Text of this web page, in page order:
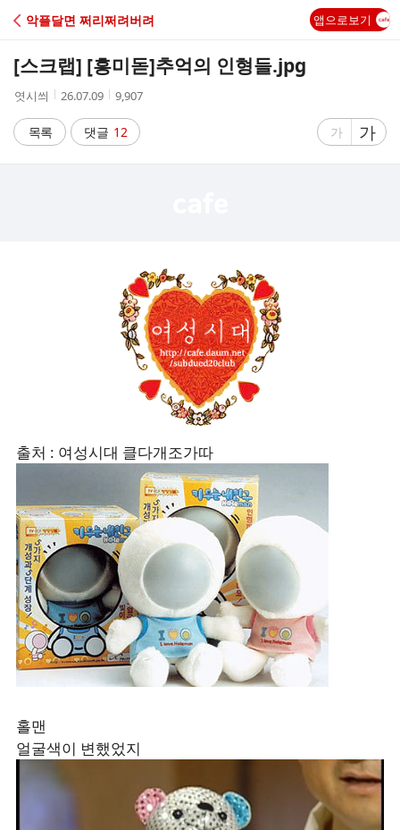
C
A
악플달면 쩌리쩌려버려 앱으로보기
[스크랩] [흥미돋]추억의 인형들.jpg
작
자
엿시씌
작
시
간
26.07.09
조
수
9,907
목록 댓글 12
글
가
글
자
가
출처 : 여성시대 클다개조가따
홀맨
얼굴색이 변했었지